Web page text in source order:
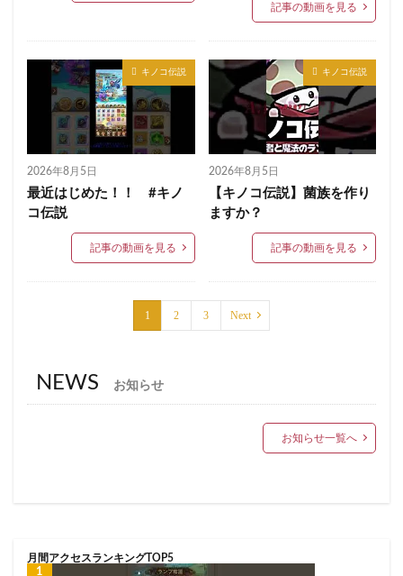
記事の動画を見る
キノコ伝説
2026年8月5日
最近はじめた！！ #キノ
コ伝説
記事の動画を見る
キノコ伝説
2026年8月5日
【キノコ伝説】菌族を作り
ますか？
記事の動画を見る
1 2 3 Next
NEWS お知らせ
お知らせ一覧へ
月間アクセスランキングTOP5